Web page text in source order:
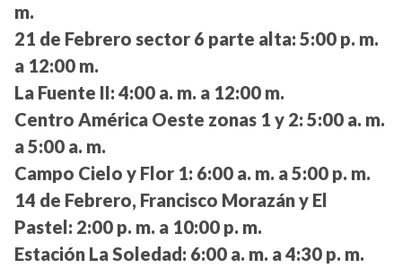
m.
21 de Febrero sector 6 parte alta: 5:00 p. m.
a 12:00 m.
La Fuente II: 4:00 a. m. a 12:00 m.
Centro América Oeste zonas 1 y 2: 5:00 a. m.
a 5:00 a. m.
Campo Cielo y Flor 1: 6:00 a. m. a 5:00 p. m.
14 de Febrero, Francisco Morazán y El
Pastel: 2:00 p. m. a 10:00 p. m.
Estación La Soledad: 6:00 a. m. a 4:30 p. m.